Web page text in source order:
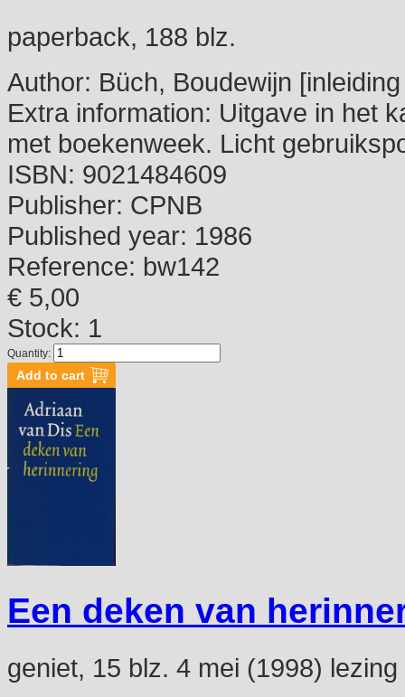
paperback, 188 blz.
Author: Büch, Boudewijn
Extra information: Uitgave in het
met boekenweek. Licht
ISBN: 9021484609
Publisher: CPNB
Published year: 1986
Reference: bw142
€ 5,00
Stock: 1
Quantity:
Een deken van
geniet, 15 blz. 4 mei (1998) lezing